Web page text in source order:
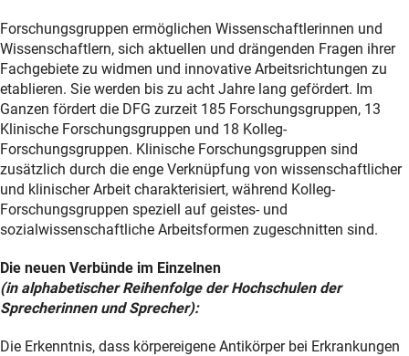
Forschungsgruppen ermöglichen Wissenschaftlerinnen und
Wissenschaftlern, sich aktuellen und drängenden Fragen ihrer
Fachgebiete zu widmen und innovative Arbeitsrichtungen zu
etablieren. Sie werden bis zu acht Jahre lang gefördert. Im
Ganzen fördert die DFG zurzeit 185 Forschungsgruppen, 13
Klinische Forschungsgruppen und 18 Kolleg-
Forschungsgruppen. Klinische Forschungsgruppen sind
zusätzlich durch die enge Verknüpfung von wissenschaftlicher
und klinischer Arbeit charakterisiert, während Kolleg-
Forschungsgruppen speziell auf geistes- und
sozialwissenschaftliche Arbeitsformen zugeschnitten sind.
Die neuen Verbünde im Einzelnen
(in alphabetischer Reihenfolge der Hochschulen der
Sprecherinnen und Sprecher):
Die Erkenntnis, dass körpereigene Antikörper bei Erkrankungen